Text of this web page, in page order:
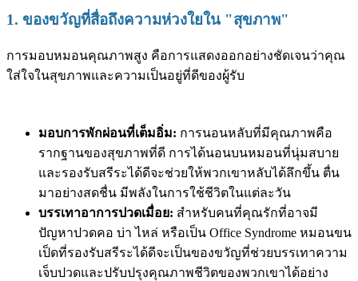
1. ของขวัญที่สื่อถึงความห่วงใยใน "สุขภาพ"
การมอบหมอนคุณภาพสูง คือการแสดงออกอย่างชัดเจนว่าคุณ
ใส่ใจในสุขภาพและความเป็นอยู่ที่ดีของผู้รับ
มอบการพักผ่อนที่เต็มอิ่ม: การนอนหลับที่มีคุณภาพคือ
รากฐานของสุขภาพที่ดี การได้นอนบนหมอนที่นุ่มสบาย
และรองรับสรีระได้ดีจะช่วยให้พวกเขาหลับได้ลึกขึ้น ตื่น
มาอย่างสดชื่น มีพลังในการใช้ชีวิตในแต่ละวัน
บรรเทาอาการปวดเมื่อย: สำหรับคนที่คุณรักที่อาจมี
ปัญหาปวดคอ บ่า ไหล่ หรือเป็น Office Syndrome หมอนขน
เป็ดที่รองรับสรีระได้ดีจะเป็นของขวัญที่ช่วยบรรเทาความ
เจ็บปวดและปรับปรุงคุณภาพชีวิตของพวกเขาได้อย่าง